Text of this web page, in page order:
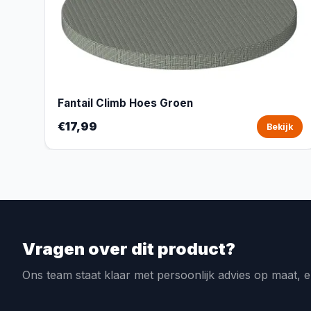
Fantail Climb Hoes Groen
€17,99 Bekijk
Vragen over dit product?
Ons team staat klaar met persoonlijk advies op maat,